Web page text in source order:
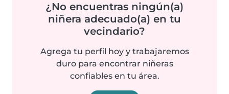
¿No encuentras ningún(a)
niñera adecuado(a) en tu
vecindario?
Agrega tu perfil hoy y trabajaremos
duro para encontrar niñeras
confiables en tu área.